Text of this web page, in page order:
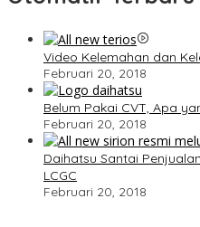
Video Kelemahan dan
Februari 20, 2018
Belum Pakai CVT, Apa
Februari 20, 2018
Daihatsu Santai
LCGC
Februari 20, 2018